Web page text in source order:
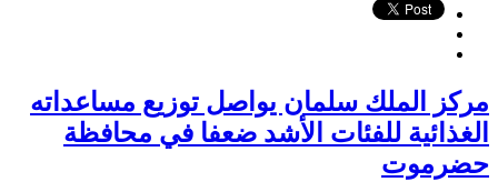
مركز الملك سلمان يواصل توزيع مساعداته
الغذائية للفئات الأشد ضعفا في محافظة
حضرموت